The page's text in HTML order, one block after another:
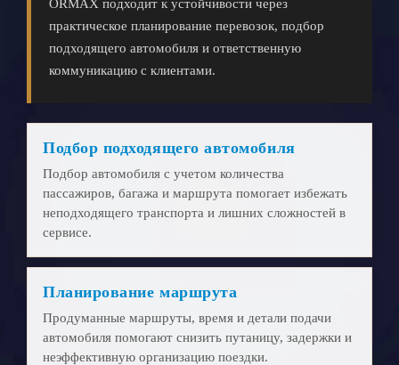
ORMAX подходит к устойчивости через
практическое планирование перевозок, подбор
подходящего автомобиля и ответственную
коммуникацию с клиентами.
Подбор подходящего автомобиля
Подбор автомобиля с учетом количества
пассажиров, багажа и маршрута помогает избежать
неподходящего транспорта и лишних сложностей в
сервисе.
Планирование маршрута
Продуманные маршруты, время и детали подачи
автомобиля помогают снизить путаницу, задержки и
неэффективную организацию поездки.